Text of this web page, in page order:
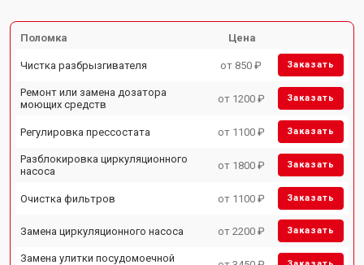
Поломка Цена
Чистка разбрызгивателя от 850 ₽ Заказать
Ремонт или замена дозатора
моющих средств
от 1200 ₽ Заказать
Регулировка прессостата от 1100 ₽ Заказать
Разблокировка циркуляционного
насоса
от 1800 ₽ Заказать
Очистка фильтров от 1100 ₽ Заказать
Замена циркуляционного насоса от 2200 ₽ Заказать
Замена улитки посудомоечной